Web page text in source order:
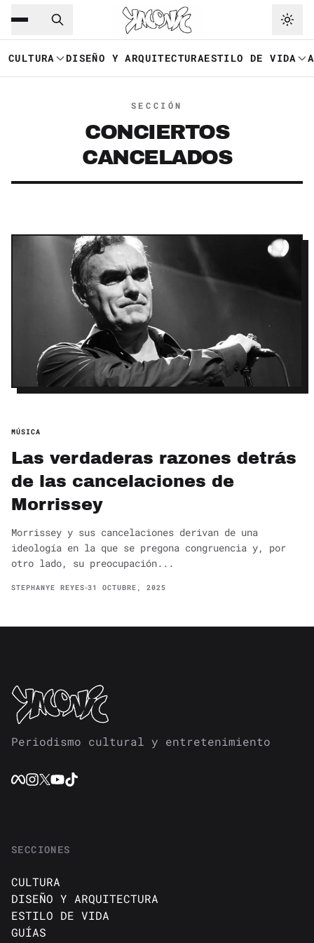
Saltar al contenido principal
CULTURA DISEÑO Y ARQUITECTURAESTILO DE VIDA
SECCIÓN
CONCIERTOS
CANCELADOS
MÚSICA
Las verdaderas razones detrás
de las cancelaciones de
Morrissey
Morrissey y sus cancelaciones derivan de una
ideología en la que se pregona congruencia y, por
otro lado, su preocupación...
STEPHANYE REYES 31 OCTUBRE, 2025
Periodismo cultural y entretenimiento
SECCIONES
CULTURA
DISEÑO Y ARQUITECTURA
ESTILO DE VIDA
GUÍAS